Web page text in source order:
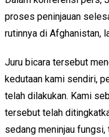
proses peninjauan
rutinnya di Afghanistan,
Juru bicara tersebut
kedutaan kami sendiri,
telah dilakukan. Kami
tersebut telah
sedang meninjau fungsi,